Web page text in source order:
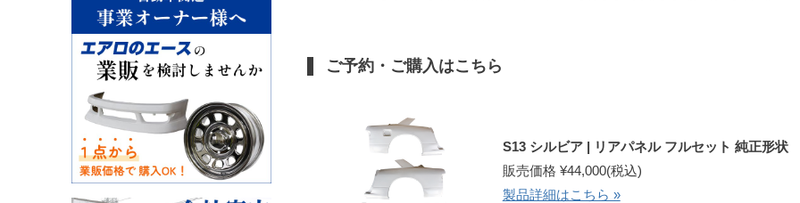
ご予約・ご購入はこちら
S13 シルビア | リアパネル フルセット 純正形状
販売価格 ¥44,000(税込)
製品詳細はこちら »